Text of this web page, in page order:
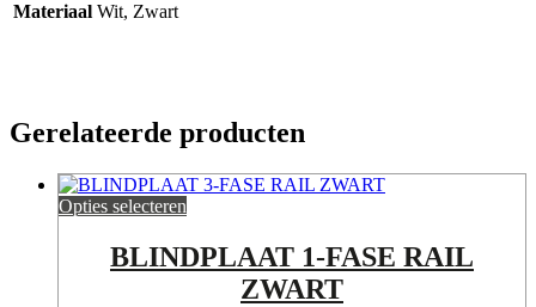
Materiaal Wit, Zwart
Gerelateerde producten
Opties selecteren
BLINDPLAAT 1-FASE RAIL
ZWART